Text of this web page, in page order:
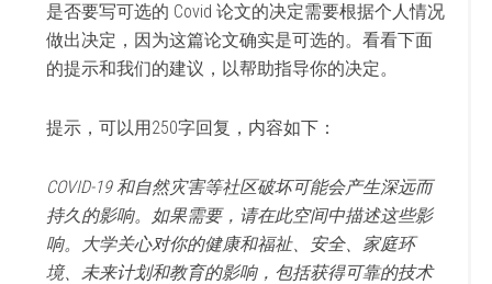
是否要写可选的 Covid 论文的决定需要根据个人情况
做出决定，因为这篇论文确实是可选的。看看下面
的提示和我们的建议，以帮助指导你的决定。
提示，可以用250字回复，内容如下：
COVID-19 和自然灾害等社区破坏可能会产生深远而
持久的影响。如果需要，请在此空间中描述这些影
响。大学关心对你的健康和福祉、安全、家庭环
境、未来计划和教育的影响，包括获得可靠的技术